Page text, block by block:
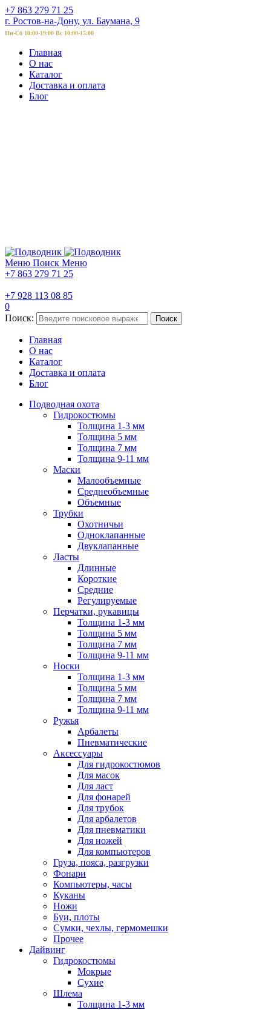
+7 863 279 71 25
г. Ростов-на-Дону, ул. Баумана, 9
Пн-Сб 10:00-19:00 Вс 10:00-15:00
Главная
О нас
Каталог
Доставка и оплата
Блог
Меню Поиск Меню
+7 863 279 71 25
+7 928 113 08 85
0
Поиск:
Поиск
Главная
О нас
Каталог
Доставка и оплата
Блог
Подводная охота
Гидрокостюмы
Толщина 1-3 мм
Толщина 5 мм
Толщина 7 мм
Толщина 9-11 мм
Маски
Малообъемные
Среднеобъемные
Объемные
Трубки
Охотничьи
Одноклапанные
Двуклапанные
Ласты
Длинные
Короткие
Средние
Регулируемые
Перчатки, рукавицы
Толщина 1-3 мм
Толщина 5 мм
Толщина 7 мм
Толщина 9-11 мм
Носки
Толщина 1-3 мм
Толщина 5 мм
Толщина 7 мм
Толщина 9-11 мм
Ружья
Арбалеты
Пневматические
Аксессуары
Для гидрокостюмов
Для масок
Для ласт
Для фонарей
Для трубок
Для арбалетов
Для пневматики
Для ножей
Для компьютеров
Груза, пояса, разгрузки
Фонари
Компьютеры, часы
Куканы
Ножи
Буи, плоты
Сумки, чехлы, гермомешки
Прочее
Дайвинг
Гидрокостюмы
Мокрые
Сухие
Шлема
Толщина 1-3 мм